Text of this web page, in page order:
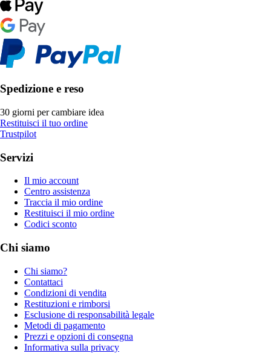
Spedizione e reso
30 giorni per cambiare idea
Restituisci il tuo ordine
Trustpilot
Servizi
Il mio account
Centro assistenza
Traccia il mio ordine
Restituisci il mio ordine
Codici sconto
Chi siamo
Chi siamo?
Contattaci
Condizioni di vendita
Restituzioni e rimborsi
Esclusione di responsabilità legale
Metodi di pagamento
Prezzi e opzioni di consegna
Informativa sulla privacy